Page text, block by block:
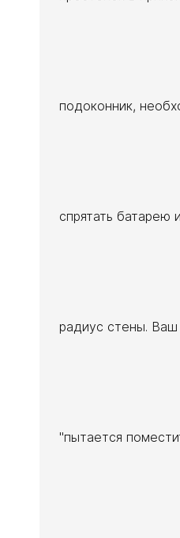
подоконник,
спрятать батарею
радиус стены.
"пытается